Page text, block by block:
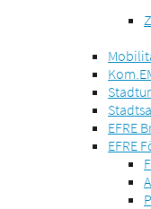
EFRE
EFRE